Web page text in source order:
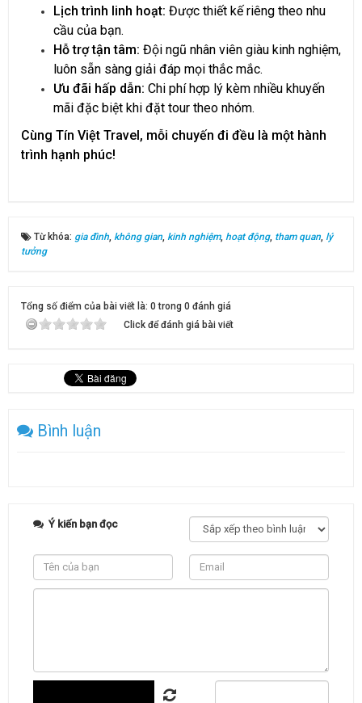
Lịch trình linh hoạt: Được thiết kế riêng theo nhu
cầu của bạn.
Hỗ trợ tận tâm: Đội ngũ nhân viên giàu kinh nghiệm,
luôn sẵn sàng giải đáp mọi thắc mắc.
Ưu đãi hấp dẫn: Chi phí hợp lý kèm nhiều khuyến
mãi đặc biệt khi đặt tour theo nhóm.
Cùng Tín Việt Travel, mỗi chuyến đi đều là một hành
trình hạnh phúc!
Từ khóa: gia đình không gian kinh nghiệm, hoạt động, tham quan lý
tưởng
Tổng số điểm của bài viết là: 0 trong 0 đánh giá
Click để đánh giá bài viết
Bình luận
Ý kiến bạn đọc